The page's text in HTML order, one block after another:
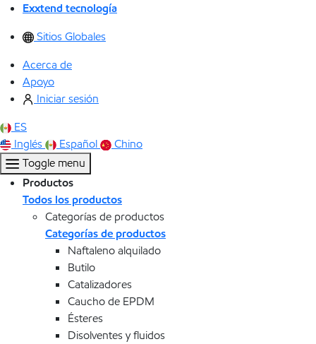
Exxtend tecnología
Sitios Globales
Acerca de
Apoyo
Iniciar sesión
ES
Inglés
Español
Chino
Toggle menu
Productos
Todos los productos
Categorías de productos
Categorías de productos
Naftaleno alquilado
Butilo
Catalizadores
Caucho de EPDM
Ésteres
Disolventes y fluidos